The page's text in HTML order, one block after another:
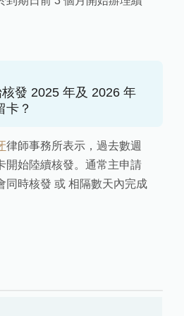
發 2025 年及 2026 年
卡？
律師事務所表示，過去數週
開始陸續核發。通常主申請
同時核發 或 相隔數天內完成